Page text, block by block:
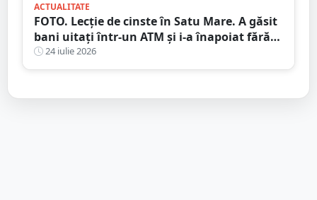
ACTUALITATE
FOTO. Lecție de cinste în Satu Mare. A găsit
bani uitați într-un ATM și i-a înapoiat fără
să stea pe gânduri
24 iulie 2026